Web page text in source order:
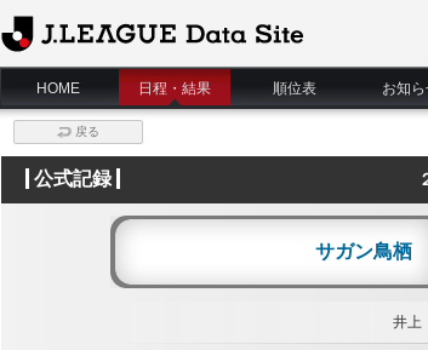
J.League Data Site
HOME 日程・結果 順位表 お知ら
戻る
公式記録
サガン鳥栖
井